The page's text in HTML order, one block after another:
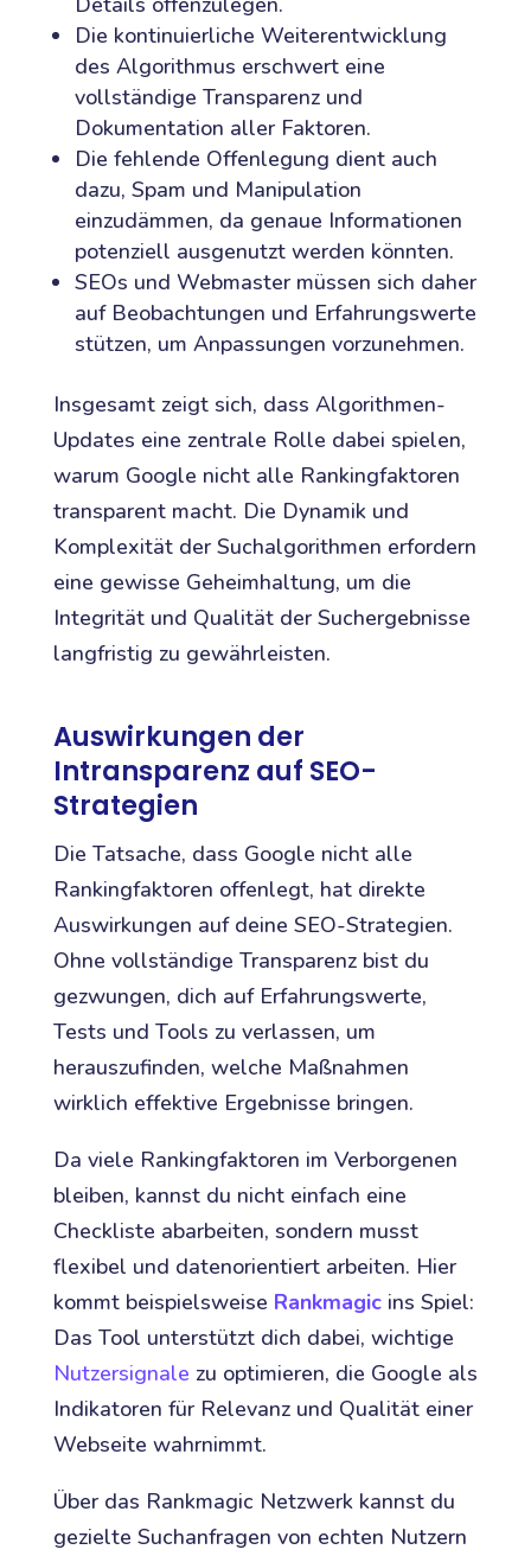
Die kontinuierliche Weiterentwicklung
des Algorithmus erschwert eine
vollständige Transparenz und
Dokumentation aller Faktoren.
Die fehlende Offenlegung dient auch
dazu, Spam und Manipulation
einzudämmen, da genaue Informationen
potenziell ausgenutzt werden könnten.
SEOs und Webmaster müssen sich daher
auf Beobachtungen und Erfahrungswerte
stützen, um Anpassungen vorzunehmen.
Insgesamt zeigt sich, dass Algorithmen-
Updates eine zentrale Rolle dabei spielen,
warum Google nicht alle Rankingfaktoren
transparent macht. Die Dynamik und
Komplexität der Suchalgorithmen erfordern
eine gewisse Geheimhaltung, um die
Integrität und Qualität der Suchergebnisse
langfristig zu gewährleisten.
Auswirkungen der
Intransparenz auf SEO-
Strategien
Die Tatsache, dass Google nicht alle
Rankingfaktoren offenlegt, hat direkte
Auswirkungen auf deine SEO-Strategien.
Ohne vollständige Transparenz bist du
gezwungen, dich auf Erfahrungswerte,
Tests und Tools zu verlassen, um
herauszufinden, welche Maßnahmen
wirklich effektive Ergebnisse bringen.
Da viele Rankingfaktoren im Verborgenen
bleiben, kannst du nicht einfach eine
Checkliste abarbeiten, sondern musst
flexibel und datenorientiert arbeiten. Hier
kommt beispielsweise Rankmagicins Spiel:
Das Tool unterstützt dich dabei, wichtige
Nutzersignale zu optimieren, die Google als
Indikatoren für Relevanz und Qualität einer
Webseite wahrnimmt.
Über das Rankmagic Netzwerk kannst du
gezielte Suchanfragen von echten Nutzern